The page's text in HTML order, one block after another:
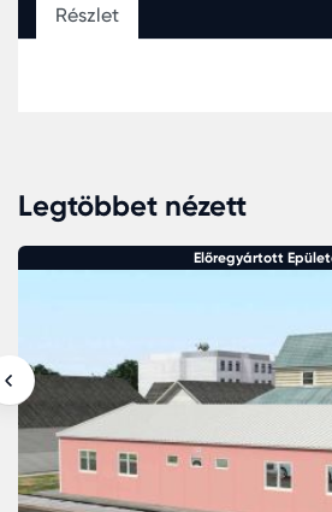
Részlet
Legtöbbet nézett
Előregyártott